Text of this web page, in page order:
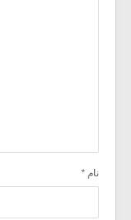
نام *